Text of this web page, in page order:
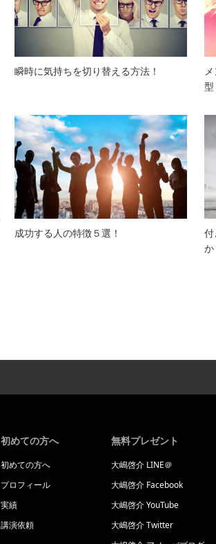
瞬時に気持ちを切り替える方法！
型
成功する人の特徴５選！
付
か
初めての方へ
初めての方へ
プロフィール
実績
講演依頼
無料プレゼント
大嶋啓介 LINE＠
大嶋啓介 Facebook
大嶋啓介 YouTube
大嶋啓介 Twitter